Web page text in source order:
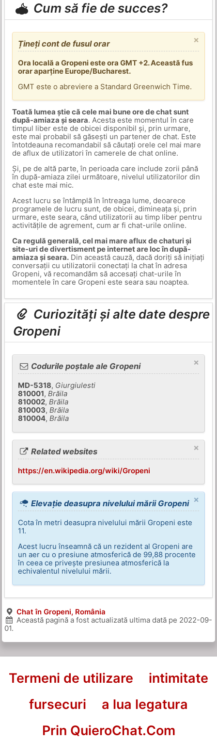
Cum să fie de succes?
×
Țineți cont de fusul orar
Ora locală a Gropeni este ora GMT +2. Această fus
orar aparține Europe/Bucharest.
GMT este o abreviere a Standard Greenwich Time.
Toată lumea știe că cele mai bune ore de chat sunt
după-amiaza și seara. Acesta este momentul în care
timpul liber este de obicei disponibil și, prin urmare,
este mai probabil să găsești un partener de chat. Este
întotdeauna recomandabil să căutați orele cel mai mare
de aflux de utilizatori în camerele de chat online.
Și, pe de altă parte, în perioada care include zorii până
în după-amiaza zilei următoare, nivelul utilizatorilor din
chat este mai mic.
Acest lucru se întâmplă în întreaga lume, deoarece
programele de lucru sunt, de obicei, dimineața și, prin
urmare, este seara, când utilizatorii au timp liber pentru
activitățile de agrement, cum ar fi chat-urile online.
Ca regulă generală, cel mai mare aflux de chaturi și
site-uri de divertisment pe internet are loc în după-
amiaza și seara.Din această cauză, dacă doriți să inițiați
conversații cu utilizatorii conectați la chat în adresa
Gropeni, vă recomandăm să accesați chat-urile în
momentele în care Gropeni este seara sau noaptea.
Curiozități și alte date despre
Gropeni
×
Codurile poștale ale Gropeni
MD-5318, Giurgiulesti
810001,Brăila
810002,Brăila
810003,Brăila
810004,Brăila
×
Related websites
https://en.wikipedia.org/wiki/Gropeni
×
Elevație deasupra nivelului mării Gropeni
Cota în metri deasupra nivelului mării Gropeni este
11.
Acest lucru înseamnă că un rezident al Gropeni are
un aer cu o presiune atmosferică de 99,88 procente
în ceea ce privește presiunea atmosferică la
echivalentul nivelului mării.
Chat în Gropeni, România
Această pagină a fost actualizată ultima dată pe 2022-09-
01.
Termeni de utilizare
intimitate
fursecuri
a lua legatura
Prin QuieroChat.Com